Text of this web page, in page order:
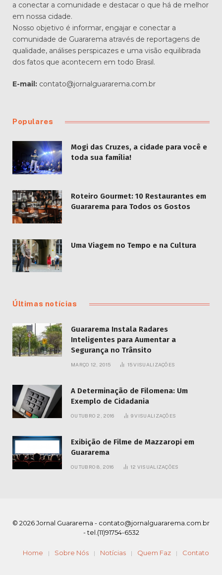
a conectar a comunidade e destacar o que há de melhor
em nossa cidade.
Nosso objetivo é informar, engajar e conectar a
comunidade de Guararema através de reportagens de
qualidade, análises perspicazes e uma visão equilibrada
dos fatos que acontecem em todo Brasil.
E-mail: contato@jornalguararema.com.br
Populares
Mogi das Cruzes, a cidade para você e
toda sua família!
Roteiro Gourmet: 10 Restaurantes em
Guararema para Todos os Gostos
Uma Viagem no Tempo e na Cultura
Últimas notícias
Guararema Instala Radares
Inteligentes para Aumentar a
Segurança no Trânsito
MARÇO 12, 2015 15VISUALIZAÇÕES
A Determinação de Filomena: Um
Exemplo de Cidadania
OUTUBRO 2, 2016 9VISUALIZAÇÕES
Exibição de Filme de Mazzaropi em
Guararema
OUTUBRO 8, 2016 12 VISUALIZAÇÕES
© 2026 Jornal Guararema - contato@jornalguararema.com.br
- tel.(11)91754-6532
Home Sobre Nós Notícias Quem Faz Contato